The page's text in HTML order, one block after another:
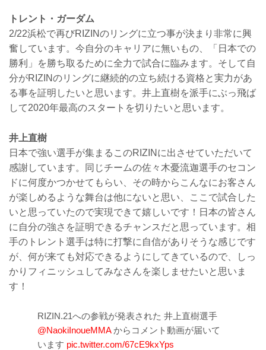
トレント・ガーダム
2/22浜松で再びRIZINのリングに立つ事が決まり非常に興
奮しています。今自分のキャリアに無いもの、「日本での
勝利」を勝ち取るために全力で試合に臨みます。そして自
分がRIZINのリングに継続的の立ち続ける資格と実力があ
る事を証明したいと思います。井上直樹を派手にぶっ飛ば
して2020年最高のスタートを切りたいと思います。
井上直樹
日本で強い選手が集まるこのRIZINに出させていただいて
感謝しています。同じチームの佐々木憂流迦選手のセコン
ドに何度かつかせてもらい、その時からこんなにお客さん
が楽しめるような舞台は他にないと思い、ここで試合した
いと思っていたので実現できて嬉しいです！日本の皆さん
に自分の強さを証明できるチャンスだと思っています。相
手のトレント選手は特に打撃に自信がありそうな感じです
が、何が来ても対応できるようにしてきているので、しっ
かりフィニッシュしてみなさんを楽しませたいと思いま
す！
RIZIN.21への参戦が発表された 井上直樹選手
@NaokiInoueMMAからコメント動画が届いて
います pic.twitter.com/67cE9kxYps